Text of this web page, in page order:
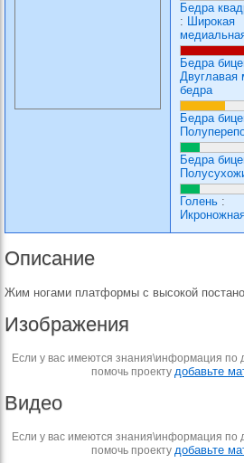
Бедра
: Широкая
Бедра
бедра
Бедра
Бедра
Голень :
Описание
Жим ногами платформы с высокой
Изображения
Если у вас имеются знания\информация по
помочь проекту добавьте
Видео
Если у вас имеются знания\информация по
помочь проекту добавьте